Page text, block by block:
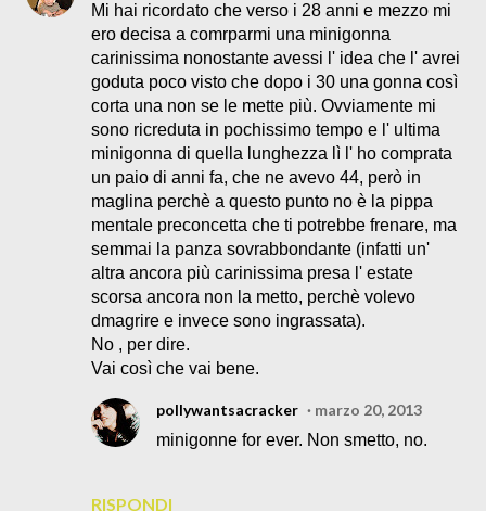
Mi hai ricordato che verso i 28 anni e mezzo mi
ero decisa a comrparmi una minigonna
carinissima nonostante avessi l' idea che l' avrei
goduta poco visto che dopo i 30 una gonna così
corta una non se le mette più. Ovviamente mi
sono ricreduta in pochissimo tempo e l' ultima
minigonna di quella lunghezza lì l' ho comprata
un paio di anni fa, che ne avevo 44, però in
maglina perchè a questo punto no è la pippa
mentale preconcetta che ti potrebbe frenare, ma
semmai la panza sovrabbondante (infatti un'
altra ancora più carinissima presa l' estate
scorsa ancora non la metto, perchè volevo
dmagrire e invece sono ingrassata).
No , per dire.
Vai così che vai bene.
RISPONDI
pollywantsacracker
marzo 20, 2013
minigonne for ever. Non smetto, no.